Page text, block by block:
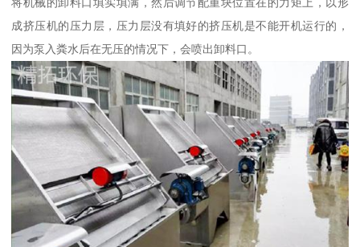
成挤压机的压力层，压力层没有填好的挤压机是不能开机运行的，
因为泵入粪水后在无压的情况下，会喷出卸料口。